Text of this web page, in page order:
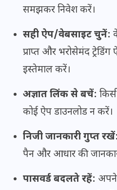
समझकर निवेश करें।
सही ऐप/वेबसाइट चुनें:
प्राप्त और भरोसेमंद
इस्तेमाल करें।
अज्ञात लिंक से बचें:
कोई ऐप डाउनलोड न करें।
निजी जानकारी गुप्त रखें:
पैन और आधार की
पासवर्ड बदलते रहें: अपने